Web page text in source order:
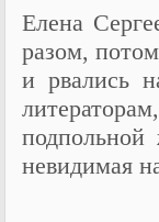
Елена
разом,
и рвались
подпольной
невидимая